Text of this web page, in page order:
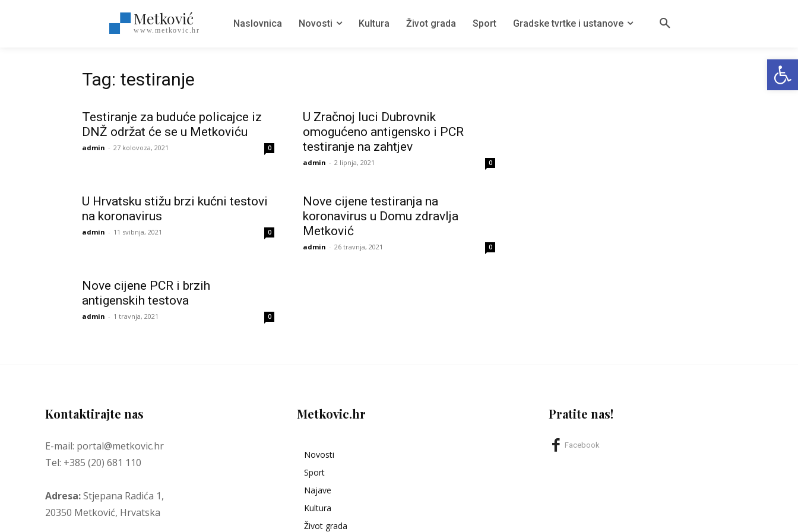
Metković
www.metkovic.hr
Naslovnica Novosti Kultura Život grada Sport Gradske tvrtke i ustanove
Tag: testiranje
Testiranje za buduće policajce iz
DNŽ održat će se u Metkoviću
admin - 27 kolovoza, 2021 0
U Zračnoj luci Dubrovnik
omogućeno antigensko i PCR
testiranje na zahtjev
admin - 2 lipnja, 2021 0
U Hrvatsku stižu brzi kućni testovi
na koronavirus
admin - 11 svibnja, 2021 0
Nove cijene testiranja na
koronavirus u Domu zdravlja
Metković
admin - 26 travnja, 2021 0
Nove cijene PCR i brzih
antigenskih testova
admin - 1 travnja, 2021 0
Kontaktirajte nas
E-mail: portal@metkovic.hr
Tel: +385 (20) 681 110
Adresa:Stjepana Radića 1,
20350 Metković, Hrvatska
Metkovic.hr
Novosti
Sport
Najave
Kultura
Život grada
Pratite nas!
Facebook